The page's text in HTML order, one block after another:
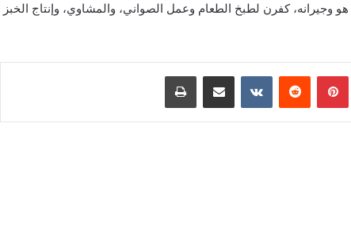
هو وجيرانه، كفرن لطبخ الطعام وعمل الصواني، والمشاوي، وإنتاج الخبز
بينتيريست